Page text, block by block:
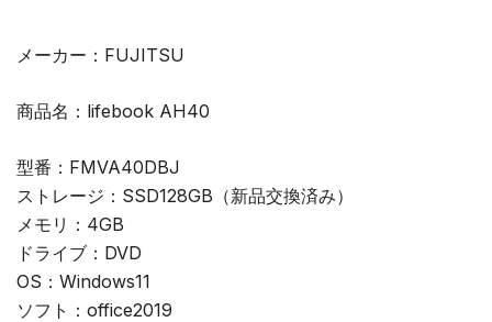
メーカー：FUJITSU
商品名：lifebook AH40
型番：FMVA40DBJ
ストレージ：SSD128GB（新品交換済み）
メモリ：4GB
ドライブ：DVD
OS：Windows11
ソフト：office2019